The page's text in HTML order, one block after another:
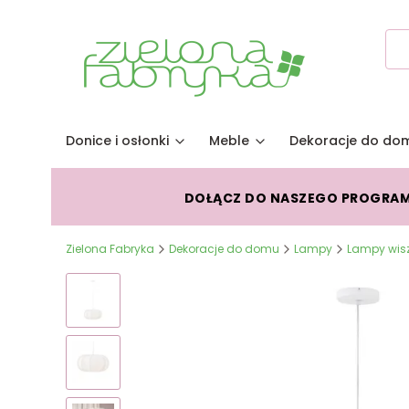
Donice i osłonki Meble Dekoracje do
DOŁĄCZ DO NASZEGO
Zielona Fabryka Dekoracje do domu Lampy Lampy